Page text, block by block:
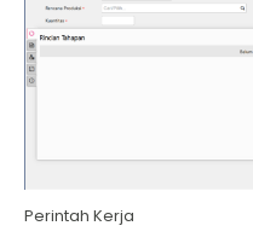
Perintah Kerja